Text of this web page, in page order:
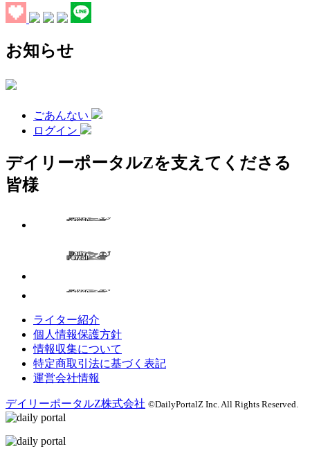
お知らせ
ごあんない
ログイン
デイリーポータルZを支えてくださる
皆様
ライター紹介
個人情報保護方針
情報収集について
特定商取引法に基づく表記
運営会社情報
デイリーポータルZ株式会社 ©DailyPortalZ Inc. All Rights Reserved.